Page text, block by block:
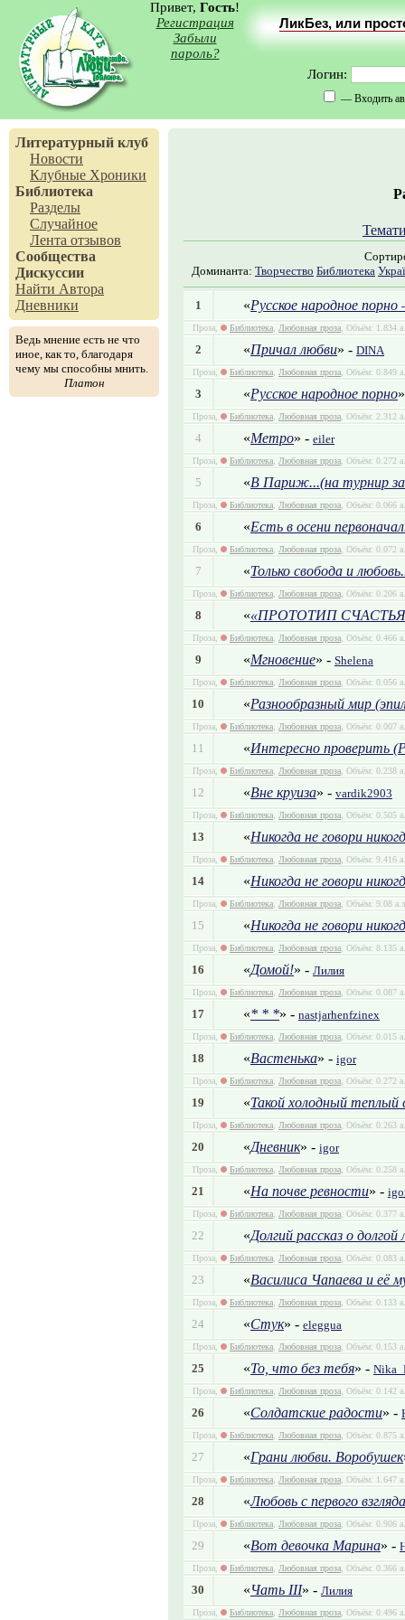
Привет, Гость!
Регистрация
Забыли
пароль?
ЛикБез, или
Логин:
— Входить
Литературный клуб
Новости
Клубные Хроники
Библиотека
Разделы
Случайное
Лента отзывов
Сообщества
Дискуссии
Найти Автора
Дневники
Ведь мнение есть не что
иное, как то, благодаря
чему мы способны мнить.
Платон
Доминанта: Творчество Библиотека
1 «Русское народное
Проза, Библиотека Любовная проза , Объём: 1.834
2 «Причал любви» - DINA
Проза, Библиотека Любовная проза , Объём: 0.849
3 «Русское народное порно
Проза, Библиотека Любовная проза , Объём: 2.312
4 «Метро» - eiler
Проза, Библиотека Любовная проза , Объём: 0.272
5 «В Париж...(на турнир
Проза, Библиотека Любовная проза , Объём: 0.066
6 «Есть в осени
Проза, Библиотека Любовная проза , Объём: 0.072
7 «Только свобода и
Проза, Библиотека Любовная проза , Объём: 0.206
8 ««ПРОТОТИП
Проза, Библиотека Любовная проза , Объём: 0.466
9 «Мгновение» - Shelena
Проза, Библиотека Любовная проза , Объём: 0.056
10 «Разнообразный мир
Проза, Библиотека Любовная проза , Объём: 0.007
11 «Интересно проверить
Проза, Библиотека Любовная проза , Объём: 0.238
12 «Вне круиза» - vardik2903
Проза, Библиотека Любовная проза , Объём: 0.505
13 «Никогда не говори
Проза, Библиотека Любовная проза , Объём: 9.416
14 «Никогда не говори
Проза, Библиотека Любовная проза , Объём: 9.08
15 «Никогда не говори
Проза, Библиотека Любовная проза , Объём: 8.135
16 «Домой!» - Лилия
Проза, Библиотека Любовная проза , Объём: 0.087
17 «* * *» - nastjarhenfzinex
Проза, Библиотека Любовная проза , Объём: 0.015
18 «Вастенька» - igor
Проза, Библиотека Любовная проза , Объём: 0.272
19 «Такой холодный теплый
Проза, Библиотека Любовная проза , Объём: 0.263
20 «Дневник» - igor
Проза, Библиотека Любовная проза , Объём: 0.258
21 «На почве ревности» -
Проза, Библиотека Любовная проза , Объём: 0.377
22 «Долгий рассказ о
Проза, Библиотека Любовная проза , Объём: 0.083
23 «Василиса Чапаева и её
Проза, Библиотека Любовная проза , Объём: 0.133
24 «Стук» - eleggua
Проза, Библиотека Любовная проза , Объём: 0.153
25 «То, что без тебя» -
Проза, Библиотека Любовная проза , Объём: 0.142
26 «Солдатские радости» -
Проза, Библиотека Любовная проза , Объём: 0.875
27 «Грани любви. Воробушек
Проза, Библиотека Любовная проза , Объём: 1.647
28 «Любовь с первого
Проза, Библиотека Любовная проза , Объём: 0.906
29 «Вот девочка Марина» -
Проза, Библиотека Любовная проза , Объём: 0.366
30 «Чать III» - Лилия
Проза, Библиотека Любовная проза , Объём: 0.496